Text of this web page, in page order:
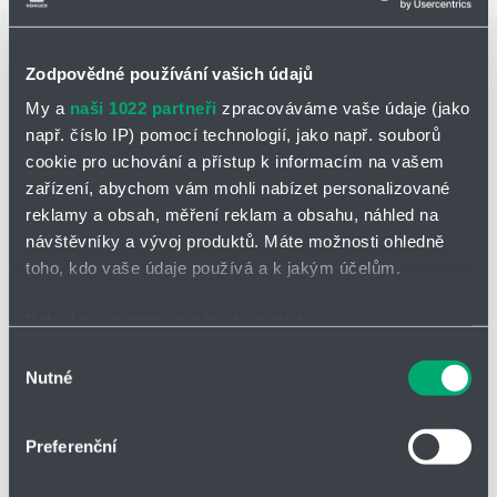
Zodpovědné používání vašich údajů
My a naši 1022 partneři zpracováváme vaše údaje (jako
např. číslo IP) pomocí technologií, jako např. souborů
cookie pro uchování a přístup k informacím na vašem
zařízení, abychom vám mohli nabízet personalizované
reklamy a obsah, měření reklam a obsahu, náhled na
návštěvníky a vývoj produktů. Máte možnosti ohledně
toho, kdo vaše údaje používá a k jakým účelům.
které mohou být přesné na několik metrů
skenování pro konkrétní charakteristiky (otisk prstu)
Zjistěte více o tom, jak zpracováváme vaše osobní
souhlasu
Nutné
Preferenční
FL/E-XXX-IIB3